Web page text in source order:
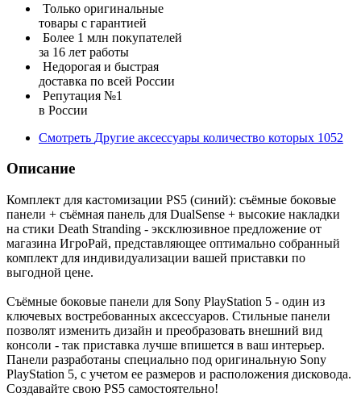
Только оригинальные
товары с гарантией
Более 1 млн покупателей
за 16 лет работы
Недорогая и быстрая
доставка по всей России
Репутация №1
в России
Смотреть Другие аксессуары количество которых 1052
Описание
Комплект для кастомизации PS5 (синий): съёмные боковые
панели + съёмная панель для DualSense + высокие накладки
на стики Death Stranding - эксклюзивное предложение от
магазина ИгроРай, представляющее оптимально собранный
комплект для индивидуализации вашей приставки по
выгодной цене.
Съёмные боковые панели для Sony PlayStation 5 - один из
ключевых востребованных аксессуаров. Стильные панели
позволят изменить дизайн и преобразовать внешний вид
консоли - так приставка лучше впишется в ваш интерьер.
Панели разработаны специально под оригинальную Sony
PlayStation 5, с учетом ее размеров и расположения дисковода.
Создавайте свою PS5 самостоятельно!